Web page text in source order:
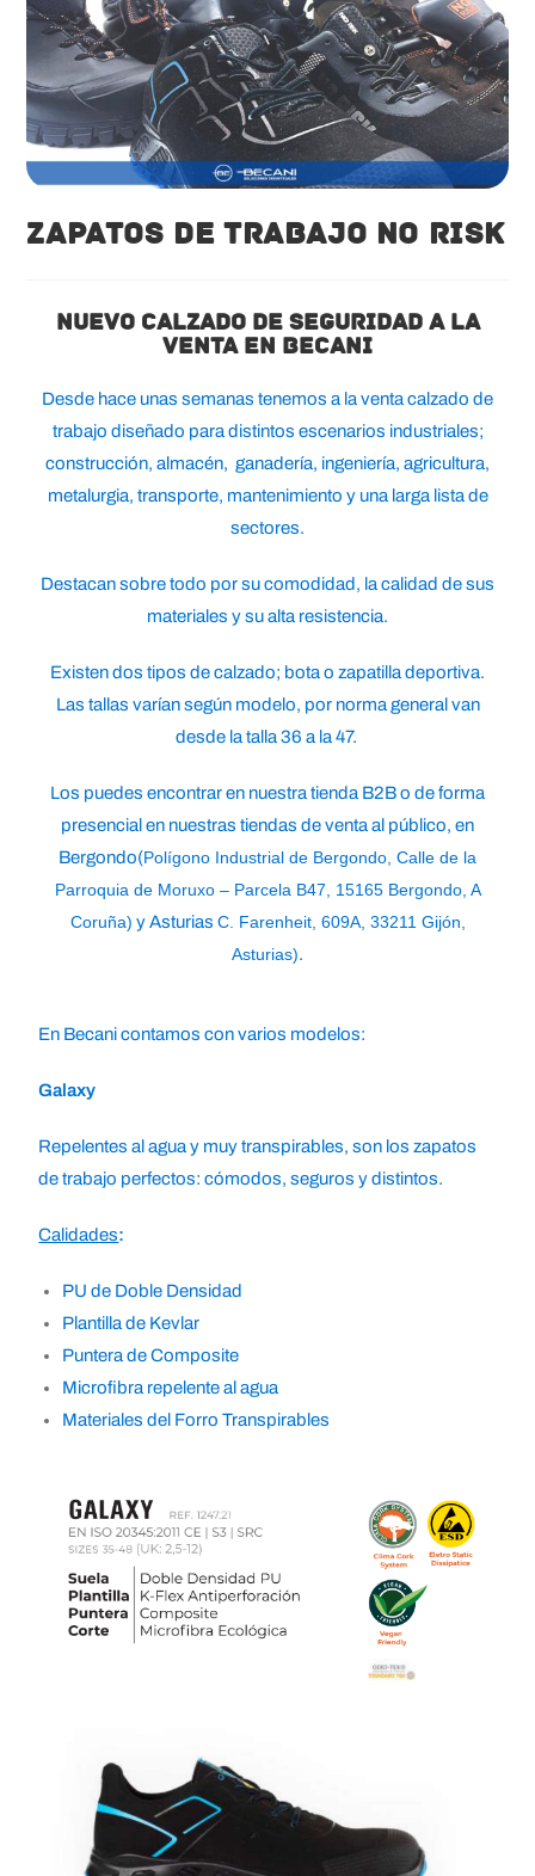
ZAPATOS DE TRABAJO NO RISK
NUEVO CALZADO DE SEGURIDAD A LA
VENTA EN BECANI
Desde hace unas semanas tenemos a la venta calzado de
trabajo diseñado para distintos escenarios industriales;
construcción, almacén, ganadería, ingeniería, agricultura,
metalurgia, transporte, mantenimiento y una larga lista de
sectores.
Destacan sobre todo por su comodidad, la calidad de sus
materiales y su alta resistencia.
Existen dos tipos de calzado; bota o zapatilla deportiva.
Las tallas varían según modelo, por norma general van
desde la talla 36 a la 47.
Los puedes encontrar en nuestra tienda B2B o de forma
presencial en nuestras tiendas de venta al público, en
Bergondo(Polígono Industrial de Bergondo, Calle de la
Parroquia de Moruxo – Parcela B47, 15165 Bergondo, A
Coruña) y Asturias C. Farenheit, 609A, 33211 Gijón,
Asturias).
En Becani contamos con varios modelos:
Galaxy
Repelentes al agua y muy transpirables, son los zapatos
de trabajo perfectos: cómodos, seguros y distintos.
Calidades:
PU de Doble Densidad
Plantilla de Kevlar
Puntera de Composite
Microfibra repelente al agua
Materiales del Forro Transpirables